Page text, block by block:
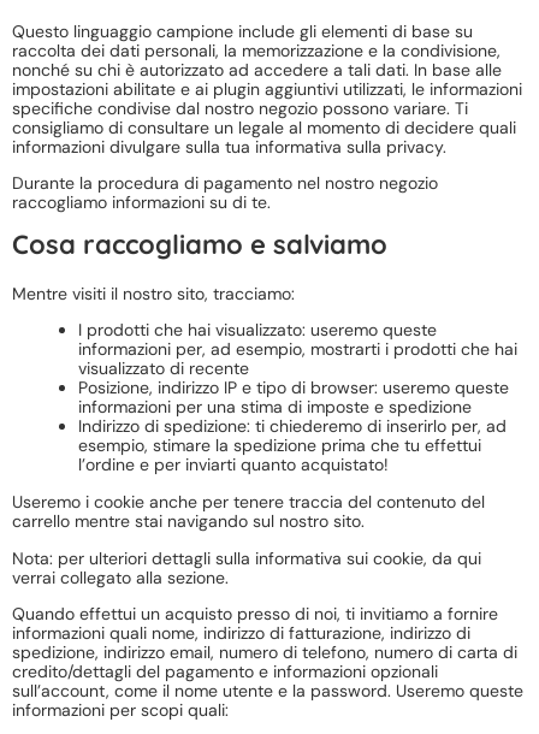
Questo linguaggio campione include gli elementi di base su
raccolta dei dati personali, la memorizzazione e la condivisione,
nonché su chi è autorizzato ad accedere a tali dati. In base alle
impostazioni abilitate e ai plugin aggiuntivi utilizzati, le informazioni
specifiche condivise dal nostro negozio possono variare. Ti
consigliamo di consultare un legale al momento di decidere quali
informazioni divulgare sulla tua informativa sulla privacy.
Durante la procedura di pagamento nel nostro negozio
raccogliamo informazioni su di te.
Cosa raccogliamo e salviamo
Mentre visiti il nostro sito, tracciamo:
I prodotti che hai visualizzato: useremo queste
informazioni per, ad esempio, mostrarti i prodotti che hai
visualizzato di recente
Posizione, indirizzo IP e tipo di browser: useremo queste
informazioni per una stima di imposte e spedizione
Indirizzo di spedizione: ti chiederemo di inserirlo per, ad
esempio, stimare la spedizione prima che tu effettui
l’ordine e per inviarti quanto acquistato!
Useremo i cookie anche per tenere traccia del contenuto del
carrello mentre stai navigando sul nostro sito.
Nota: per ulteriori dettagli sulla informativa sui cookie, da qui
verrai collegato alla sezione.
Quando effettui un acquisto presso di noi, ti invitiamo a fornire
informazioni quali nome, indirizzo di fatturazione, indirizzo di
spedizione, indirizzo email, numero di telefono, numero di carta di
credito/dettagli del pagamento e informazioni opzionali
sull’account, come il nome utente e la password. Useremo queste
informazioni per scopi quali: